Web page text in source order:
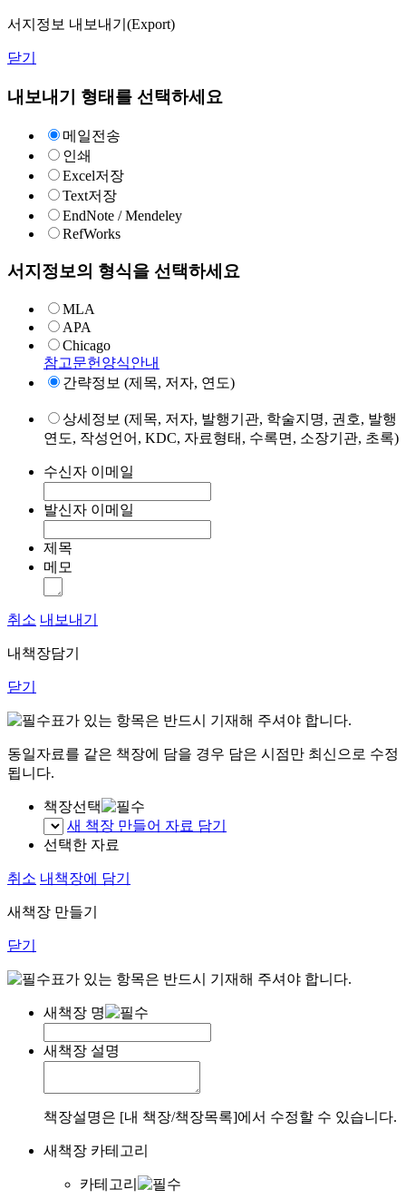
서지정보 내보내기(Export)
닫기
내보내기 형태를 선택하세요
메일전송
인쇄
Excel저장
Text저장
EndNote / Mendeley
RefWorks
서지정보의 형식을 선택하세요
MLA
APA
Chicago
참고문헌양식안내
간략정보 (제목, 저자, 연도)
상세정보 (제목, 저자, 발행기관, 학술지명, 권호, 발행
연도, 작성언어, KDC, 자료형태, 수록면, 소장기관, 초록)
수신자 이메일
발신자 이메일
제목
메모
취소 내보내기
내책장담기
닫기
표가 있는 항목은 반드시 기재해 주셔야 합니다.
동일자료를 같은 책장에 담을 경우 담은 시점만 최신으로 수정
됩니다.
책장선택
새 책장 만들어 자료 담기
선택한 자료
취소 내책장에 담기
새책장 만들기
닫기
표가 있는 항목은 반드시 기재해 주셔야 합니다.
새책장 명
새책장 설명
책장설명은 [내 책장/책장목록]에서 수정할 수 있습니다.
새책장 카테고리
카테고리